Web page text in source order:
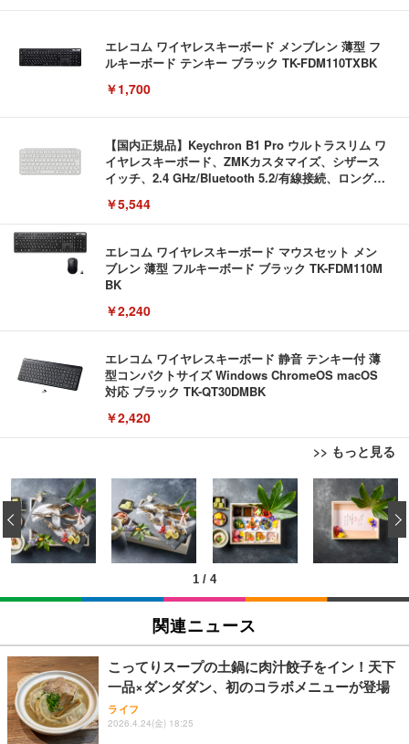
エレコム ワイヤレスキーボード メンブレン 薄型 フ
ルキーボード テンキー ブラック TK-FDM110TXBK
￥1,700
【国内正規品】Keychron B1 Pro ウルトラスリム ワ
イヤレスキーボード、ZMKカスタマイズ、シザース
イッチ、2.4 GHz/Bluetooth 5.2/有線接続、ロングバ
リーホワイト（かな印字なし）, JISレイアウト)
￥5,544
エレコム ワイヤレスキーボード マウスセット メン
ブレン 薄型 フルキーボード ブラック TK-FDM110M
BK
￥2,240
エレコム ワイヤレスキーボード 静音 テンキー付 薄
型コンパクトサイズ Windows ChromeOS macOS
対応 ブラック TK-QT30DMBK
￥2,420
>> もっと見る
TITAN GAMING 【メーカー保証1年】【850W GOL
D電源搭載】 ゲーミングPC デスクトップパソコン
GeForce RTX 5060 Ryzen 7 5700X メモリ32GB NV
Me SSD 2TB Windows 11 Home CX200M ブラック
￥222,000
TITAN GAMING 【メーカー保証1年】【850W GOL
GeForce RTX 5060 Ryzen 7 5700X メモリ32GB NV
Me SSD 2TB Windows 11 Home CX200M ホワイト
【整備済み品】Lenovo ThinkCentre M75s Gen2 Ry
zen 5 PRO 3400G メモリ16GB SSD256GB Window
s11 Pro MS Office 2021 Type-C Wi-Fi Bluetooth D
ブラックニッカ ニッカ Nikka ウィスキー4000ml ブ
ラックニッカクリア ウヰスキー 【日本 アサヒ ウィ
スキー】 大容量 お得 4リットル
￥3,940
【Amazon.co.jp限定】コロナ・エキストラ Corona
ト] [ギフトBox入り]
霧島酒造 チューパック黒霧島 25度 [ 焼酎 宮崎県 18
00ml×2本 ]
松阪牛 グルメ ハンバーグ 【誕生日ギフトセット】
誕生日プレゼント 高級 ハンバーグ 肉 ギフト 牛肉
食べ物 冷凍 高級 内祝 お返し 人気 お取り寄せ グル
メ 出産 男性 土産 女性 お父さん お母さん
￥4,000
松阪牛 グルメ ハンバーグ【オレンジ花束カード】
べ物 冷凍 高級 プレゼント 内祝 お返し 人気 お取り
寄せ グルメ
父の日ギフト 松阪牛 グルメ ハンバーグ【父の日短
冊 ブルー花束カード】父の日 食べ物 肉 父 お父さん
お取り寄せグルメ おつまみ ハンバーグギフト 冷凍
1 / 4
‹
関連ニュース
こってりスープの土鍋に肉汁餃子をイン！天下
一品×ダンダダン、初のコラボメニューが登場
ライフ
2026.4.24(金) 18:25